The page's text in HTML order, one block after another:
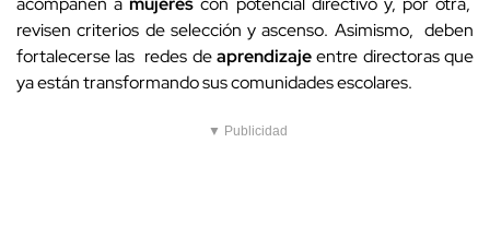
revisen criterios de selección y ascenso. Asimismo, deben
fortalecerse las redes deaprendizajeentre directoras que
ya están transformando sus comunidades escolares.
▼ Publicidad